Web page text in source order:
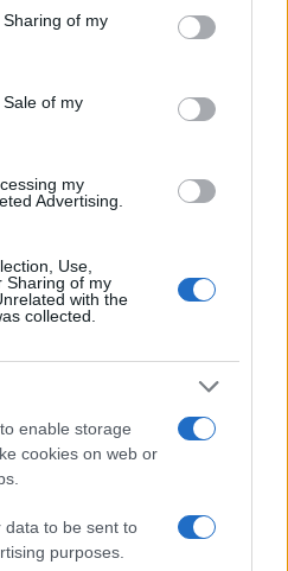
of my
of my
my
Advertising.
Use,
Sharing of my
with the
collected.
enable storage
cookies on web or
data to be sent to
purposes.
anche al mondo dello
prestano il volto a
attore premio
approfondire il merito,
il potere cattivo.
Aldo, Giovanni
del Csm a un’estrazione
film,in un video ironico
“casuale e
Gassmann e
stati reclutati per il
scienziati come Giorgio
la Fisica, si prestano al
i premi Nobel fossero
tra tutti gli scienziati? Io